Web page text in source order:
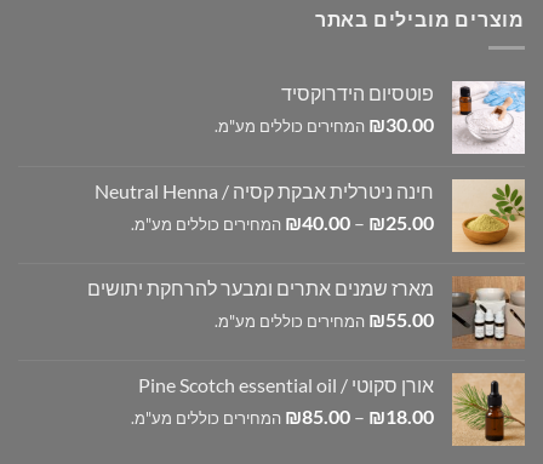
מוצרים מובילים באתר
פוטסיום הידרוקסיד
₪30.00 המחירים כוללים מע"מ.
חינה ניטרלית אבקת קסיה / Neutral Henna
₪25.00
–
₪40.00
טווח
עד
המחירים כוללים מע"מ.
מארז שמנים אתרים ומבער להרחקת יתושים
₪55.00 המחירים כוללים מע"מ.
אורן סקוטי / Pine Scotch essential oil
₪18.00
–
₪85.00
טווח
המחירים כוללים מע"מ.